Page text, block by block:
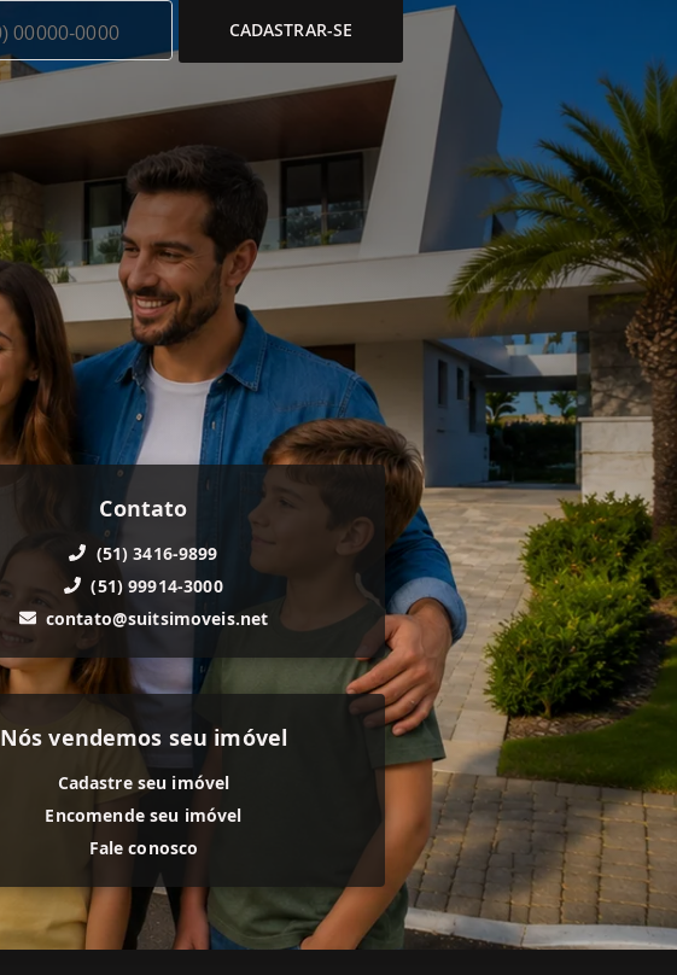
CADASTRAR-SE
Contato
(51) 3416-9899
(51) 99914-3000
contato@suitsimoveis.net
Nós vendemos seu imóvel
Cadastre seu imóvel
Encomende seu imóvel
Fale conosco